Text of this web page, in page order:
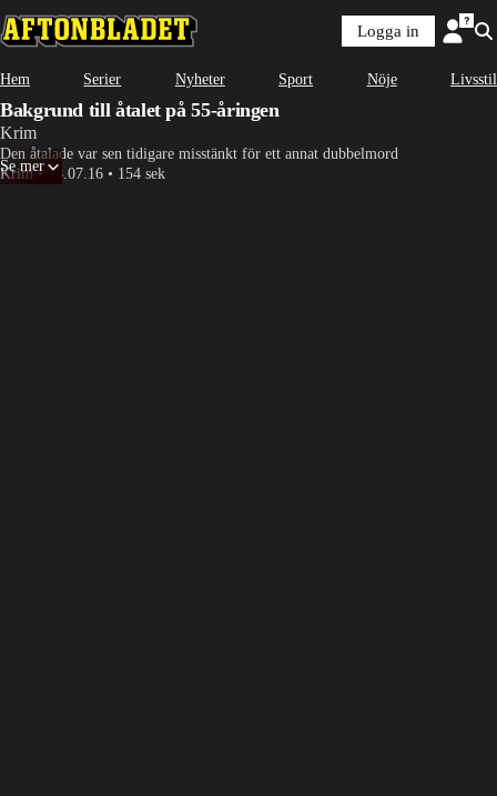
Logga in
Hem Serier Nyheter Sport Nöje Livsstil
Bakgrund till åtalet på 55-åringen
Krim
Den åtalade var sen tidigare misstänkt för ett annat dubbelmord
Krim• 18.07.16 • 154 sek
Se mer